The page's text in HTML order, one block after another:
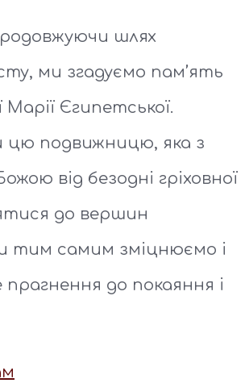
шлях
ми згадуємо пам’ять
Єгипетської.
цю подвижницю, яка з
від безодні гріховної
до вершин
тим самим зміцнюємо і
до покаяння і